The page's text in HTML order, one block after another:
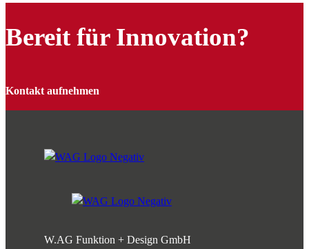
Bereit für Innovation?
Kontakt aufnehmen
W.AG Funktion + Design GmbH